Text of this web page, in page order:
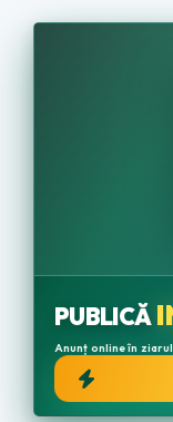
PUBLICĂ
Anunț online în ziarul